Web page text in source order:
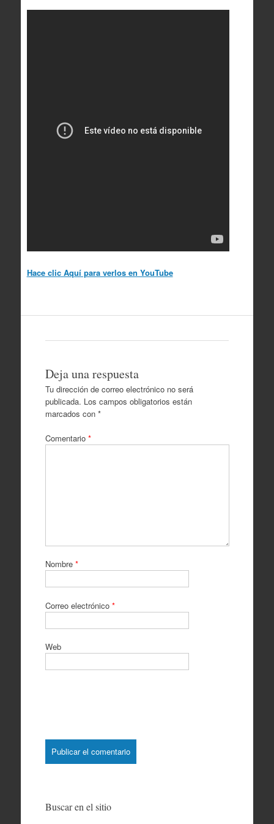
Hace clic Aquí para verlos en YouTube
Deja una respuesta
Tu dirección de correo electrónico no será
publicada. Los campos obligatorios están
marcados con *
Comentario *
Nombre *
Correo electrónico *
Web
Buscar en el sitio